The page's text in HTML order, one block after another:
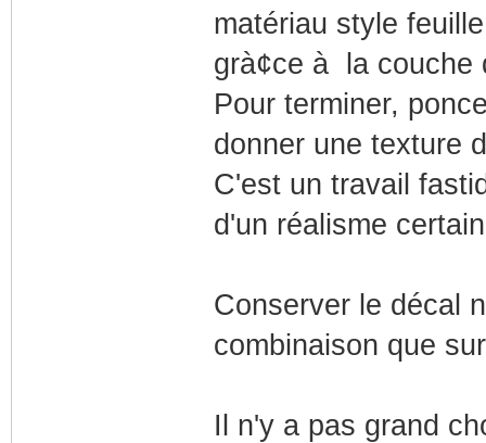
matériau style
grà¢ce à la couche
Pour terminer,
donner une texture
C'est un travail
d'un réalisme
Conserver le décal
combinaison que
Il n'y a pas grand